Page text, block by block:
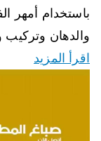
باستخدام أمهر
والدهان
اقرأ المزيد